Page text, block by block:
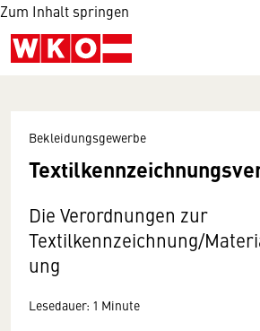
Zum Inhalt springen
Bekleidungsgewerbe
Die Verordnungen zur
Textilkennzeichnung/
ung
Lesedauer: 1 Minute